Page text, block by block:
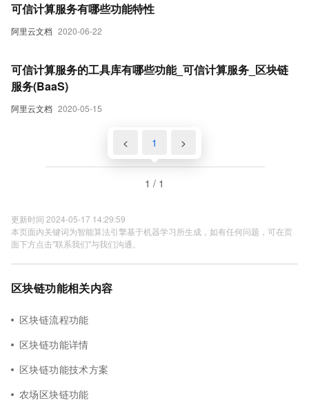
阿里云文档 2020-06-22
可信计算服务有哪些功能特性
阿里云文档 2020-05-15
可信计算服务的工具库有哪些功能_可信计算服务_区块链
服务(BaaS)
< 1 >
1 / 1
更新时间 2024-05-17 14:29:59
本页面内关键词为智能算法引擎基于机器学习所生成，如有任何问题，可在页
面下方点击"联系我们"与我们沟通。
区块链功能相关内容
区块链流程功能
区块链功能详情
区块链功能技术方案
农场区块链功能